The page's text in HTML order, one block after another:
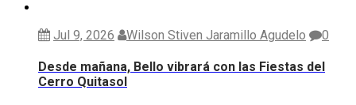
Jul 9, 2026 Wilson Stiven Jaramillo Agudelo 0
Desde mañana, Bello vibrará con las Fiestas del
Cerro Quitasol